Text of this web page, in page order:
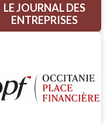
LE JOURNAL DES
ENTREPRISES